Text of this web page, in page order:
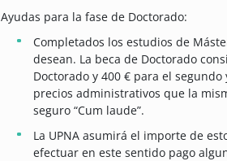
Ayudas para la fase de Doctorado:
Completados los estudios de
desean. La beca de Doctorado
Doctorado y 400 € para el
precios administrativos que la
seguro “Cum laude”.
La UPNA asumirá el importe de
efectuar en este sentido pago